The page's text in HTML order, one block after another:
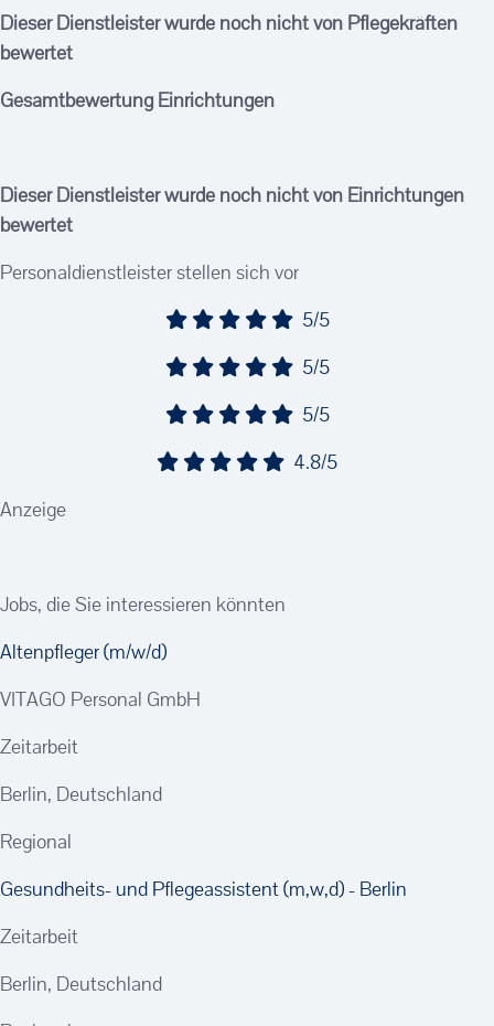
Dieser Dienstleister wurde noch nicht von Pflegekräften
bewertet
Gesamtbewertung Einrichtungen
Dieser Dienstleister wurde noch nicht von Einrichtungen
bewertet
Personaldienstleister stellen sich vor
5/5
5/5
5/5
4.8/5
Anzeige
Jobs, die Sie interessieren könnten
Altenpfleger (m/w/d)
VITAGO Personal GmbH
Zeitarbeit
Berlin, Deutschland
Regional
Gesundheits- und Pflegeassistent (m,w,d) - Berlin
Zeitarbeit
Berlin, Deutschland